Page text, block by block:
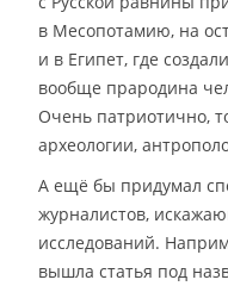
в Месопотамию, на
и в Египет, где
вообще прародина
Очень патриотично,
археологии,
А ещё бы придумал
журналистов,
исследований.
вышла статья под